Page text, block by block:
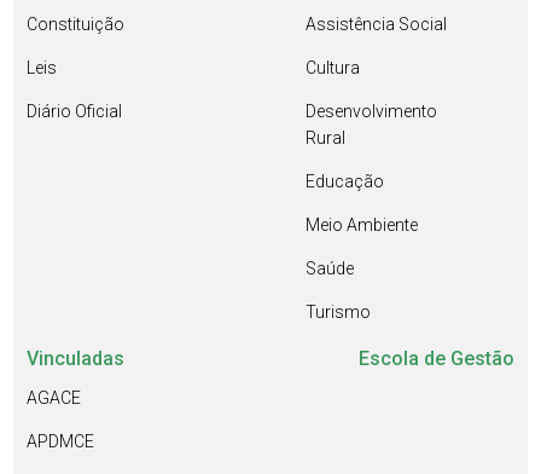
Constituição
Leis
Diário Oficial
Assistência Social
Cultura
Desenvolvimento
Rural
Educação
Meio Ambiente
Saúde
Turismo
Vinculadas
AGACE
APDMCE
Escola de Gestão